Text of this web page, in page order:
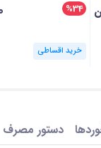
%34
خرید اقساطی
دستور مصرف